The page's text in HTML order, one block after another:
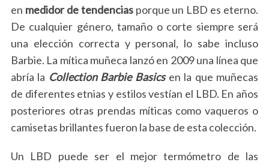
en medidor de tendenciasporque un LBD es eterno.
De cualquier género, tamaño o corte siempre será
una elección correcta y personal, lo sabe incluso
Barbie. La mítica muñeca lanzó en 2009 una línea que
abría la Collection Barbie Basicsen la que muñecas
de diferentes etnias y estilos vestían el LBD. En años
posteriores otras prendas míticas como vaqueros o
camisetas brillantes fueron la base de esta colección.
Un LBD puede ser el mejor termómetro de las